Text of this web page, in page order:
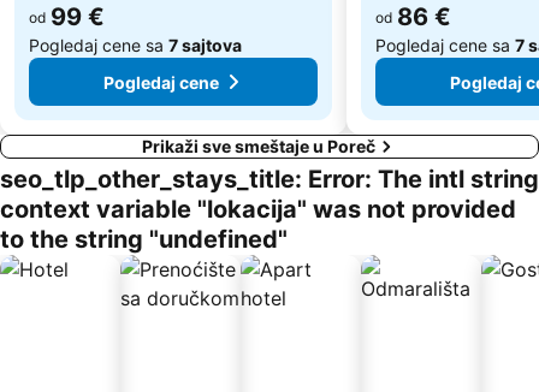
od 99 €
Pogledaj cene sa 7 sajtova
Pogledaj cene
od 86 €
Pogledaj cene sa 7
Pogledaj
Prikaži sve smeštaje u Poreč
seo_tlp_other_stays_title: Error: The intl string
context variable "lokacija" was not provided
to the string "undefined"